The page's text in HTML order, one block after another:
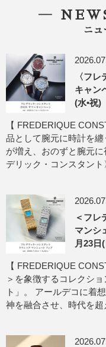
―
ニュ
〈フ
キャン
(水•祝)
【 FREDERIQUE
品として腕元に時計を
が増え、おのずと腕元
デリック・コンスタン
＜フレ
マンシ
月23日
【 FREDERIQUE
＞を象徴するコレクシ
ト」。 アールデコに着
神を融合させ、時代を